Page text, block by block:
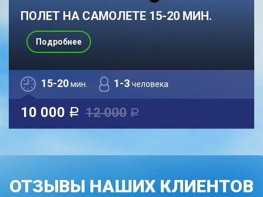
ПОЛЕТ НА САМОЛЕТЕ 15-20 МИН.
15-20мин. 1-3человека
10 000 a 12 000 a
Подробнее
ОТЗЫВЫ НАШИХ КЛИЕНТОВ